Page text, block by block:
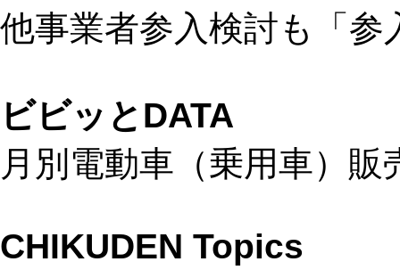
他事業者参入検討も「
ビビッとDATA
月別電動車（乗用車）販
CHIKUDEN Topics